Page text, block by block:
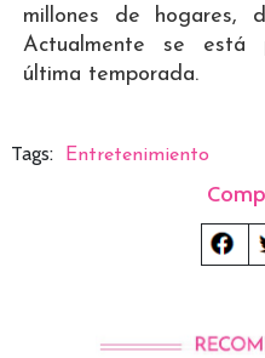
millones de
Actualmente se está
última temporada.
Tags: Entretenimiento